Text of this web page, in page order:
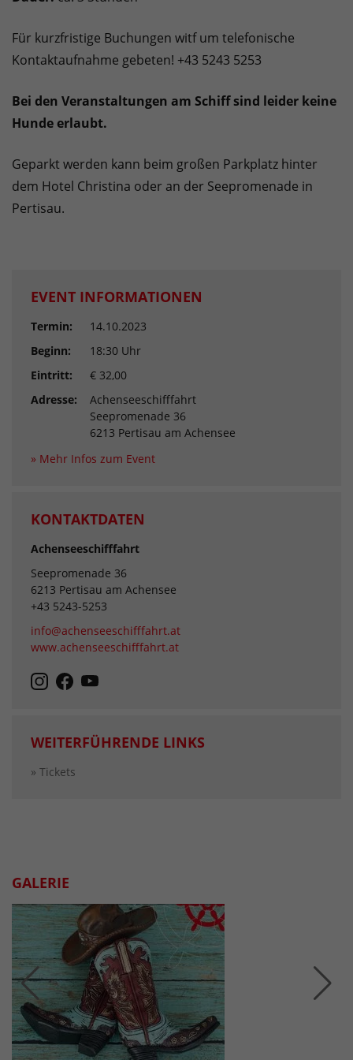
Für kurzfristige Buchungen witf um telefonische
Kontaktaufnahme gebeten! +43 5243 5253
Bei den Veranstaltungen am Schiff sind leider keine
Hunde erlaubt.
Geparkt werden kann beim großen Parkplatz hinter
dem Hotel Christina oder an der Seepromenade in
Pertisau.
EVENT INFORMATIONEN
Termin:
14.10.2023
Beginn:
18:30 Uhr
Eintritt:
€ 32,00
Adresse:
Achenseeschifffahrt
Seepromenade 36
6213 Pertisau am Achensee
» Mehr Infos zum Event
KONTAKTDATEN
Achenseeschifffahrt
Seepromenade 36
6213 Pertisau am Achensee
+43 5243-5253
info@achenseeschifffahrt.at
www.achenseeschifffahrt.at
WEITERFÜHRENDE LINKS
» Tickets
GALERIE